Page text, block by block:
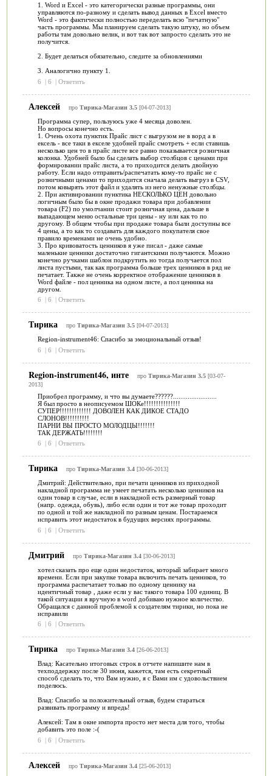
1. Word и Excel - это категорически разные программы, они
управляются по-разному и сделать вывод данных в Excel вместо
Word - это фактически полностью переделать всю "печатную"
часть программы. Мы планируем сделать такую штуку, но объем
работы там довольно велик, и вот так вот запросто сделать это не
получится.
2. Будет делаться обязательно, следите за обновлениями
3. Аналогично пункту 1.
6
| 6 | Ответить
Алексей про Тирика-Магазин 3.5[04-07-2013]
Программа супер, пользуюсь уже 4 месяца доволен.
Но вопросы конечно есть.
1. Очень охота пунктик Прайс лист с выгрузом не в ворд а в
ексель - все таки в екселе удобней прайс смотреть + если ставишь
несколько цен то в прайс листе все равно показывается розничная
колонка. Удобней было бы сделать выбор столбцов с ценами при
формировании прайс листа, а то приходится делать двойную
работу. Если надо отправить/распечатать кому-то прайс не с
розничными ценами то приходится сначала делать выгруз в CSV,
потом ковырять этот файл и удалять из него ненужные столбцы.
2. При активировании пунктика НЕСКОЛЬКО ЦЕН довольно
логичным было бы в окне продажи товара при добавлении
товара (F2) по умолчании стоит розничная цена, дальше в
выпадающем меню остальные три цены - ну или как то по
другому. В общем чтобы при продаже товара были доступны все
4 цены, а то как то создавать для каждого покупателя свое
правило временами не очень удобно.
3. Про кривоватость ценников я уже писал - даже самые
маленькие ценники достаточно гигантскими получаются. Можно
конечно ручками шаблон подкрутить но тогда получается пол
листа пустыми, так как программа больше трех ценников в ряд не
печатает. Также не очень корректное отображение ценников в
Word файле - пол ценника на одном листе, а пол ценника на
другом.
6
| 6 | Ответить
Тирика про Тирика-Магазин 3.5[04-07-2013]
Region-instrument46: Спасибо за эмоциональный отзыв!
6
| 6 | Ответить
Region-instrument46, инте про Тирика-Магазин 3.5[03-07-
2013]
Приобрел программу, и что вы думаете??????........................
Я был просто в неописуемом ШОКе!!!!!!!!!!!!!!!
СУПЕР!!!!!!!!!!!!! ДОВОЛЕН КАК ДИКОЕ СТАДО
СЛОНОВ!!!!!!!!!!
ПАРНИ ВЫ ПРОСТО МОЛОДЦЫ!!!!!!!
ТАК ДЕРЖАТЬ!!!!!!!!
6
| 6 | Ответить
Тирика про Тирика-Магазин 3.4[30-06-2013]
Дмитрий: Действительно, при печати ценников из приходной
накладной программа не умеет печатать несколько ценников на
один товар в случае, если в накладной есть размерный товар
(напр. одежда, обувь), либо если один и тот же товар проходит
по одной и той же накладной по разным ценам. Постараемся
исправить этот недостаток в будущих версиях программы.
6
| 6 | Ответить
Дмитрий про Тирика-Магазин 3.4[30-06-2013]
хотел сказать про еще один недостаток, который забирает много
времени. Если при закупке товара включить печать ценников, то
программа распечатает только по одному ценнику на
идентичный товар , даже если у вас такого товара 100 единиц. В
такой ситуации я вручную в word добиваю нужное количество.
Обращался с данной проблемой к создателям тирики, но пока не
исправили
6
| 6 | Ответить
Тирика про Тирика-Магазин 3.4[26-06-2013]
Влад: Касательно итоговых строк в отчете напишите нам в
техподдержку после 30 июня, кажется, там есть секретный
способ сделать то, что Вам нужно, я с Вами им с удовольствием
поделюсь.
Влад: Спасибо за положительный отзыв, будем стараться
развивать программу и впредь!
Алексей: Там в окне импорта просто нет места для того, чтобы
добавить это поле :-(
6
| 6 | Ответить
Алексей про Тирика-Магазин 3.4[25-06-2013]